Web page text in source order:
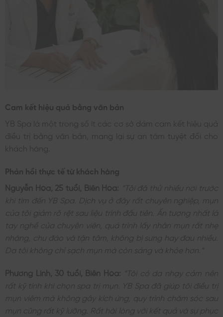
Cam kết hiệu quả bằng văn bản
YB Spa là một trong số ít các cơ sở dám cam kết hiệu quả
điều trị bằng văn bản, mang lại sự an tâm tuyệt đối cho
khách hàng.
Phản hồi thực tế từ khách hàng
Nguyễn Hòa, 25 tuổi, Biên Hòa:
“Tôi đã thử nhiều nơi trước
khi tìm đến YB Spa. Dịch vụ ở đây rất chuyên nghiệp, mụn
của tôi giảm rõ rệt sau liệu trình đầu tiên. Ấn tượng nhất là
tay nghề của chuyên viên, quá trình lấy nhân mụn rất nhẹ
nhàng, chu đáo và tận tâm, không bị sưng hay đau nhiều.
Da tôi không chỉ sạch mụn mà còn sáng và khỏe hơn.”
Phương Linh, 30 tuổi, Biên Hòa:
“Tôi có da nhạy cảm nên
rất kỹ tính khi chọn spa trị mụn. YB Spa đã giúp tôi điều trị
mụn viêm mà không gây kích ứng, quy trình chăm sóc sau
mụn cũng rất kỹ lưỡng. Rất hài lòng với kết quả và sự phục